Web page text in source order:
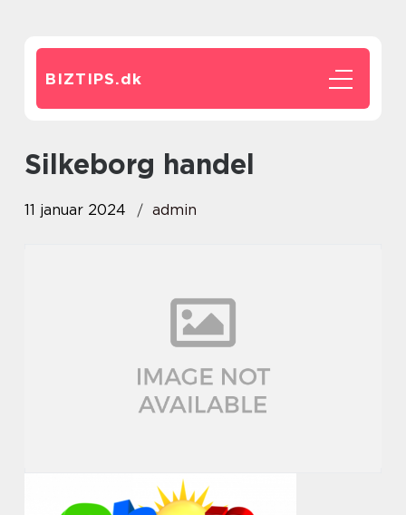
BIZTIPS.dk
silkeborg handel
11 januar 2024 admin